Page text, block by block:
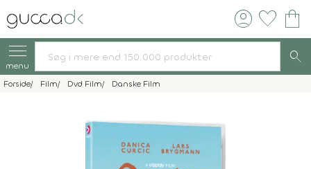
account_circle favorite shopping_bag
menu search
Forside Film Dvd Film Danske Film